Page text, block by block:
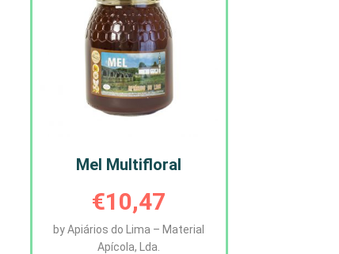
Mel Multifloral
€10,47
by Apiários do Lima – Material
Apícola, Lda.